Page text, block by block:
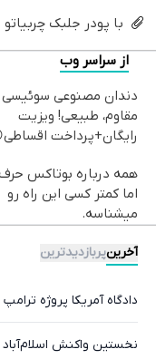
با پودر جلبک
از سراسر وب
دندان مصنوعی
مقاوم، طبیعی! ویزیت
رایگان+پرداخت
همه درباره بوتاکس
اما کمتر کسی این راه رو
میشناسه.
آخرینپربازدیدترین
دادگاه آمریکا پروژه
نخستین واکنش